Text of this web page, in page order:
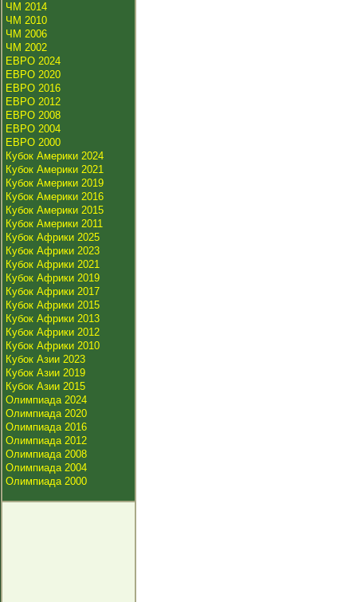
ЧМ 2014
ЧМ 2010
ЧМ 2006
ЧМ 2002
ЕВРО 2024
ЕВРО 2020
ЕВРО 2016
ЕВРО 2012
ЕВРО 2008
ЕВРО 2004
ЕВРО 2000
Кубок Америки 2024
Кубок Америки 2021
Кубок Америки 2019
Кубок Америки 2016
Кубок Америки 2015
Кубок Америки 2011
Кубок Африки 2025
Кубок Африки 2023
Кубок Африки 2021
Кубок Африки 2019
Кубок Африки 2017
Кубок Африки 2015
Кубок Африки 2013
Кубок Африки 2012
Кубок Африки 2010
Кубок Азии 2023
Кубок Азии 2019
Кубок Азии 2015
Олимпиада 2024
Олимпиада 2020
Олимпиада 2016
Олимпиада 2012
Олимпиада 2008
Олимпиада 2004
Олимпиада 2000